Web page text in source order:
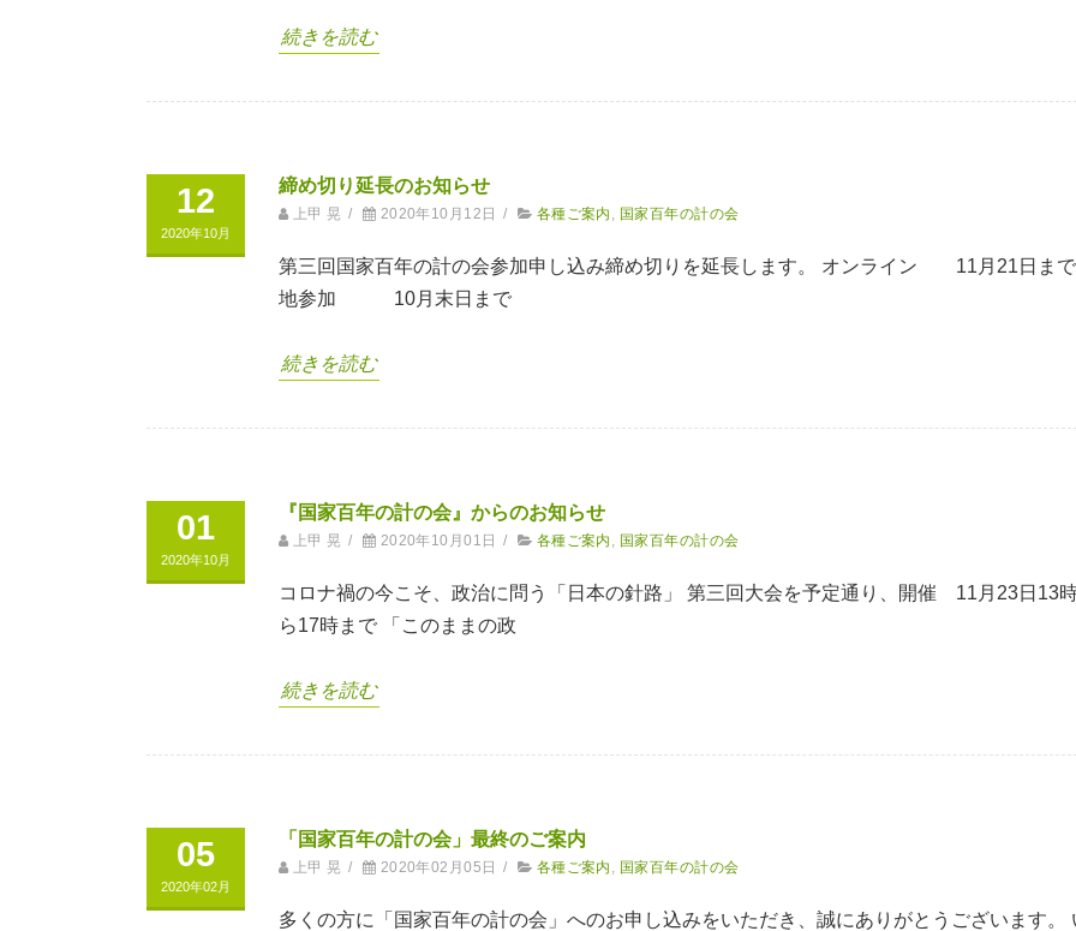
続きを読む
12
2020年10月
締め切り延長のお知らせ
上甲 晃 / 2020年10月12日 / 各種ご案内 国家百年の計の会
第三回国家百年の計の会参加申し込み締め切りを延長します。 オンライン 11月21日ま
地参加 10月末日まで
続きを読む
01
2020年10月
『国家百年の計の会』からのお知らせ
上甲 晃 / 2020年10月01日 / 各種ご案内 国家百年の計の会
コロナ禍の今こそ、政治に問う「日本の針路」 第三回大会を予定通り、開催 11月23日13
ら17時まで 「このままの政
続きを読む
05
2020年02月
「国家百年の計の会」最終のご案内
上甲 晃 / 2020年02月05日 / 各種ご案内 国家百年の計の会
多くの方に「国家百年の計の会」へのお申し込みをいただき、誠にありがとうございます。